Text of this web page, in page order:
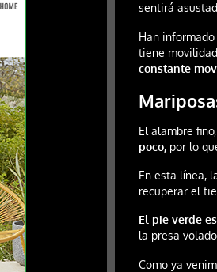
sentirá
Han
tiene
constante
El alambre
poco, por lo
En esta línea,
recuperar el
El pie verde
la presa
Como ya